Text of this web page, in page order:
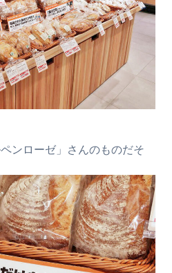
ンローゼ」さんのものだそ